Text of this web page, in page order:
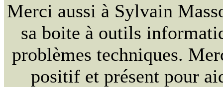
Merci aussi à Sylvain
sa boite à outils
problèmes techniques.
positif et présent pour